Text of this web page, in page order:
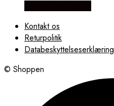
Kontakt os
Returpolitik
Databeskyttelseserklæring
© Shoppen